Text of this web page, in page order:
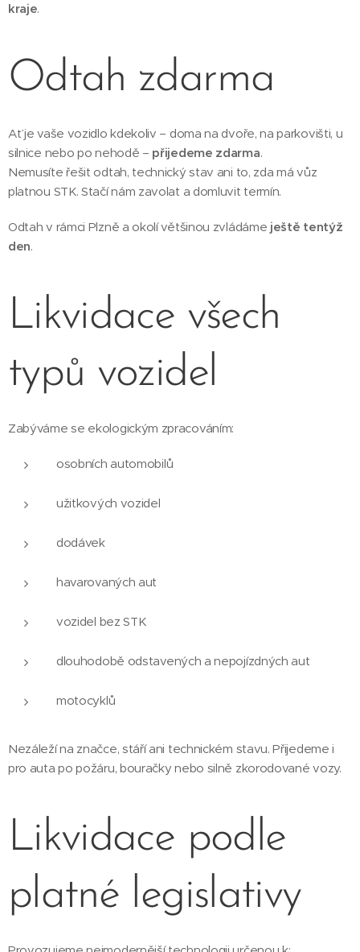
kraje.
Odtah zdarma
Ať je vaše vozidlo kdekoliv – doma na dvoře, na parkovišti, u
silnice nebo po nehodě – přijedeme zdarma.
Nemusíte řešit odtah, technický stav ani to, zda má vůz
platnou STK. Stačí nám zavolat a domluvit termín.
Odtah v rámci Plzně a okolí většinou zvládáme ještě tentýž
den.
Likvidace všech
typů vozidel
Zabýváme se ekologickým zpracováním:
osobních automobilů
užitkových vozidel
dodávek
havarovaných aut
vozidel bez STK
dlouhodobě odstavených a nepojízdných aut
motocyklů
Nezáleží na značce, stáří ani technickém stavu. Přijedeme i
pro auta po požáru, bouračky nebo silně zkorodované vozy.
Likvidace podle
platné legislativy